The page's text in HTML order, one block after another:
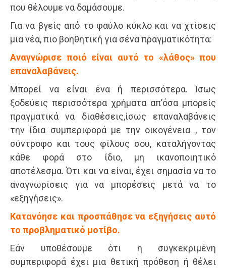
που θέλουμε να δαμάσουμε.
Για να βγείς από το φαύλο κύκλο και να χτίσεις
μια νέα, πιο βοηθητική για σένα πραγματικότητα:
Αναγνώρισε ποιό είναι αυτό το «λάθος» που
επαναλαβάνεις.
Μπορεί να είναι ένα ή περισσότερα. Ίσως
ξοδεύεις περισσότερα χρήματα απ’όσα μπορείς
πραγματικά να διαθέσεις,ίσως επαναλαβάνεις
την ίδια συμπεριφορά με την οικογένεια , τον
σύντροφο και τους φίλους σου, καταλήγοντας
κάθε φορά στο ίδιο, μη ικανοποιητικό
αποτέλεσμα. Ότι και να είναι, έχει σημασία να το
αναγνωρίσεις για να μπορέσεις μετά να το
«εξηγήσεις».
Κατανόησε και προσπάθησε να εξηγήσεις αυτό
το προβληματικό μοτίβο.
Εάν υποθέσουμε ότι η συγκεκριμένη
συμπεριφορά έχει μια θετική πρόθεση ή θέλει